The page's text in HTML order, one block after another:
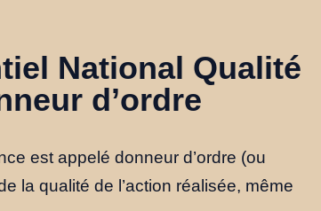
Nos
Notre
Le
National Qualité
d’ordre
est appelé donneur d’ordre (ou
la qualité de l’action réalisée, même